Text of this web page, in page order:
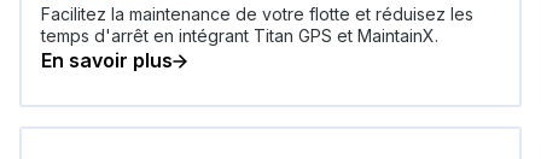
Facilitez la maintenance de votre flotte et réduisez les
temps d'arrêt en intégrant Titan GPS et MaintainX.
En savoir plus